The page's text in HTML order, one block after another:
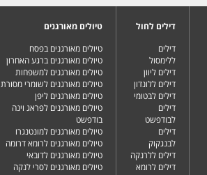
דילים לחול
דילים
ללימסול
דילים ליוון
דילים ללונדון
דילים לבטומי
דילים
לבודפשט
דילים
לבנגקוק
דילים ללרנקה
דילים לרומא
טיולים מאורגנים
טיולים מאורגנים בפסח
טיולים מאורגנים ברגע האחרון
טיולים מאורגנים למשפחות
טיולים מאורגנים לשומרי מסורת
טיולים מאורגנים ליפן
טיולים מאורגנים לפראג וינה
בודפשט
טיולים מאורגנים למונטנגרו
טיולים מאורגנים לרומא דרומה
טיולים מאורגנים לדובאי
טיולים מאורגנים לסרי לנקה